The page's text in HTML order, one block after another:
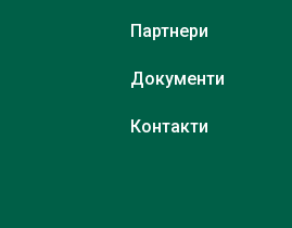
Партнери
Документи
Контакти